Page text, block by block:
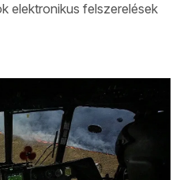
elektronikus felszerelések